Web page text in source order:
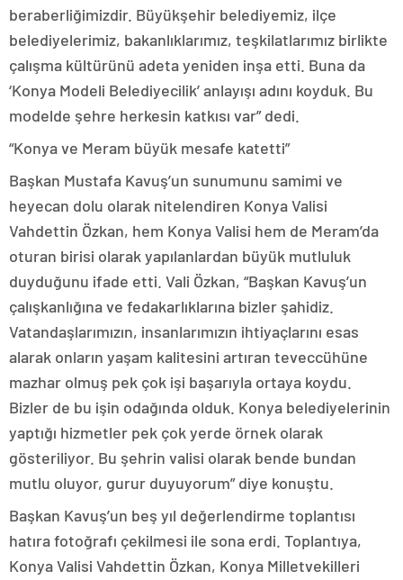
beraberliğimizdir. Büyükşehir belediyemiz, ilçe
belediyelerimiz, bakanlıklarımız, teşkilatlarımız birlikte
çalışma kültürünü adeta yeniden inşa etti. Buna da
‘Konya Modeli Belediyecilik’ anlayışı adını koyduk. Bu
modelde şehre herkesin katkısı var” dedi.
“Konya ve Meram büyük mesafe katetti”
Başkan Mustafa Kavuş’un sunumunu samimi ve
heyecan dolu olarak nitelendiren Konya Valisi
Vahdettin Özkan, hem Konya Valisi hem de Meram’da
oturan birisi olarak yapılanlardan büyük mutluluk
duyduğunu ifade etti. Vali Özkan, “Başkan Kavuş’un
çalışkanlığına ve fedakarlıklarına bizler şahidiz.
Vatandaşlarımızın, insanlarımızın ihtiyaçlarını esas
alarak onların yaşam kalitesini artıran teveccühüne
mazhar olmuş pek çok işi başarıyla ortaya koydu.
Bizler de bu işin odağında olduk. Konya belediyelerinin
yaptığı hizmetler pek çok yerde örnek olarak
gösteriliyor. Bu şehrin valisi olarak bende bundan
mutlu oluyor, gurur duyuyorum” diye konuştu.
Başkan Kavuş’un beş yıl değerlendirme toplantısı
hatıra fotoğrafı çekilmesi ile sona erdi. Toplantıya,
Konya Valisi Vahdettin Özkan, Konya Milletvekilleri